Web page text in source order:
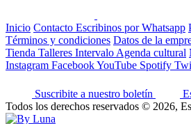
Inicio Contacto Escribinos por Whatsapp
Términos y condiciones Datos de la
Tienda Talleres Intervalo Agenda cultural
Instagram FacebookYouTube Spotify
Suscribite a nuestro boletín
Todos los derechos reservados © 2026,